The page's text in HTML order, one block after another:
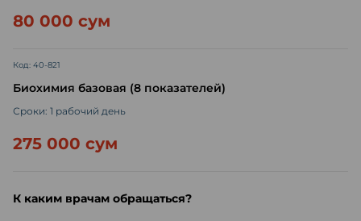
80 000 сум
Код: 40-821
Биохимия базовая (8 показателей)
Сроки: 1 рабочий день
275 000 сум
К каким врачам обращаться?